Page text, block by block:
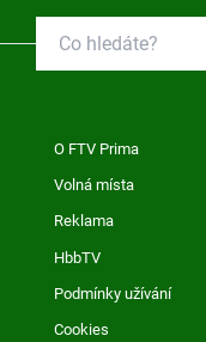
O FTV Prima
Volná místa
Reklama
HbbTV
Podmínky užívání
Cookies